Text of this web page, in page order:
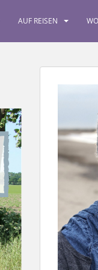
AUF REISEN